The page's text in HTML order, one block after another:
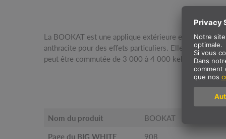
La BOOKAT est une applique extérieure en saillie
anthracite pour des effets particuliers. Elles est
peut être commutée de 3 000 à 4 000 kelvin grâce à
indice de protection IP65, elle convient très bien à une
gamme BOOKAT comprend une applique. La Pole
Nom du produit BOOKAT
Page du BIG WHITE 908